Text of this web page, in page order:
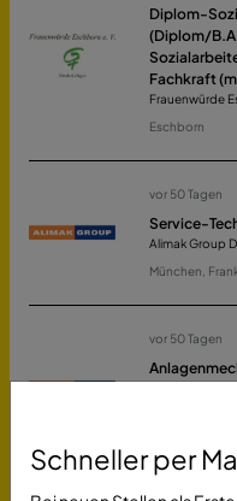
Diplom-
(Diplom/
Fachkraft
Frauenwürde
Eschborn
vor 50 Tagen
Service-
Alimak Group
München,
vor 50 Tagen
Schneller per